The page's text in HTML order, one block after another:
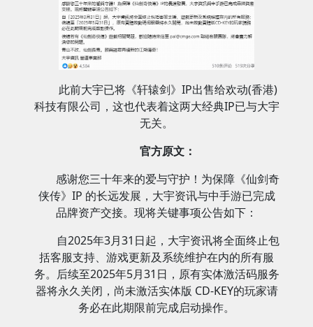
此前大宇已将《轩辕剑》IP出售给欢动(香港)
科技有限公司，这也代表着这两大经典IP已与大宇
无关。
官方原文：
感谢您三十年来的爱与守护！为保障《仙剑奇
侠传》IP 的长远发展，大宇资讯与中手游已完成
品牌资产交接。现将关键事项公告如下：
自2025年3月31日起，大宇资讯将全面终止包
括客服支持、游戏更新及系统维护在内的所有服
务。后续至2025年5月31日，原有实体激活码服务
器将永久关闭，尚未激活实体版 CD-KEY的玩家请
务必在此期限前完成启动操作。